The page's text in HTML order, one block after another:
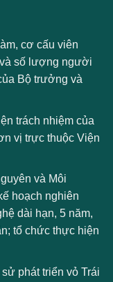
cơ cấu viên
số lượng người
Bộ trưởng và
trách nhiệm của
vị trực thuộc Viện
và Môi
hoạch nghiên
dài hạn, 5 năm,
tổ chức thực hiện
phát triển vỏ Trái